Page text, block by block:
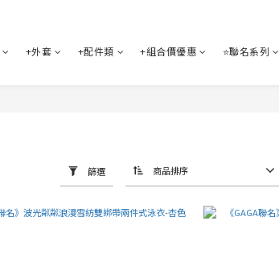
+外套 +配件類 +組合價優惠 ⭐聯名系列
篩選 商品排序